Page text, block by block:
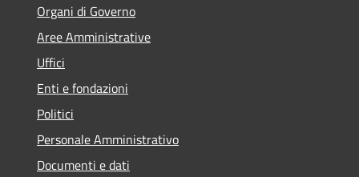
Organi di Governo
Aree Amministrative
Uffici
Enti e fondazioni
Politici
Personale Amministrativo
Documenti e dati